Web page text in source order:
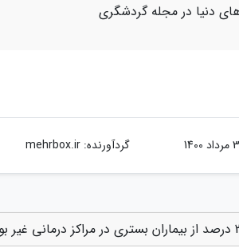
دنیا در مجله گردشگری
گردآورنده:mehrbox.ir